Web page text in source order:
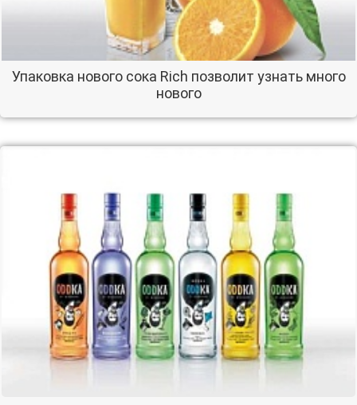
Упаковка нового сока Rich позволит узнать много
нового